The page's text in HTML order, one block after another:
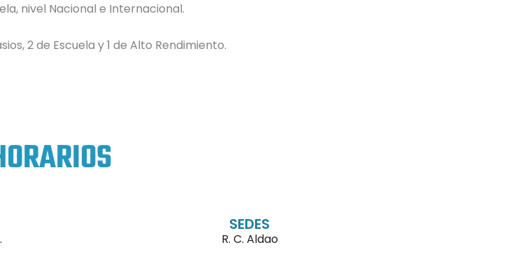
nivel Nacional e Internacional.
2 de Escuela y 1 de Alto Rendimiento.
SEDES
R. C. Aldao